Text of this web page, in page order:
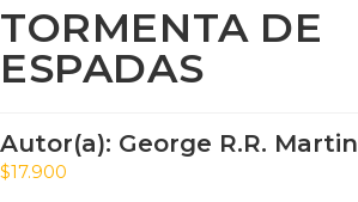
TORMENTA DE
ESPADAS
Autor(a): George R.R. Martin
$17.900